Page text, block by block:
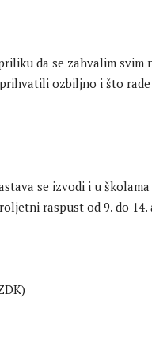
da se zahvalim svim
ozbiljno i što
se izvodi i u
raspust od 9. do 14.